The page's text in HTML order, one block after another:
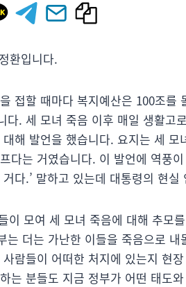
환입니다.
접할 때마다 복지예산은 100조를
다. 세 모녀 죽음 이후 매일 생활고
해 발언을 했습니다. 요지는 세
다는 거였습니다. 이 발언에 역풍
다.’ 말하고 있는데 대통령의 현
이 모여 세 모녀 죽음에 대해 추모
는 더는 가난한 이들을 죽음으로
람들이 어떠한 처지에 있는지 현
는 분들도 지금 정부가 어떤 태도